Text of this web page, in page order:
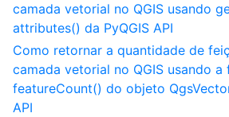
camada vetorial no QGIS usando
attributes() da PyQGIS API
Como retornar a quantidade de
camada vetorial no QGIS usando a
featureCount() do objeto
API